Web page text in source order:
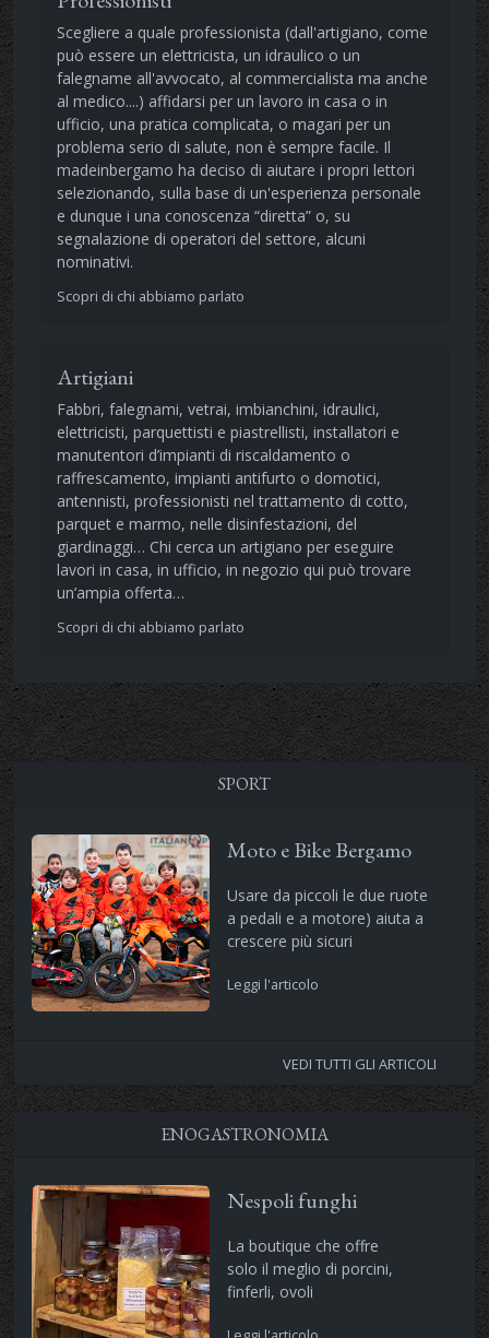
Scegliere a quale professionista (dall'artigiano, come
può essere un elettricista, un idraulico o un
falegname all'avvocato, al commercialista ma anche
al medico....) affidarsi per un lavoro in casa o in
ufficio, una pratica complicata, o magari per un
problema serio di salute, non è sempre facile. Il
madeinbergamo ha deciso di aiutare i propri lettori
selezionando, sulla base di un'esperienza personale
e dunque i una conoscenza “diretta” o, su
segnalazione di operatori del settore, alcuni
nominativi.
Scopri di chi abbiamo parlato
Artigiani
Fabbri, falegnami, vetrai, imbianchini, idraulici,
elettricisti, parquettisti e piastrellisti, installatori e
manutentori d’impianti di riscaldamento o
raffrescamento, impianti antifurto o domotici,
antennisti, professionisti nel trattamento di cotto,
parquet e marmo, nelle disinfestazioni, del
giardinaggi… Chi cerca un artigiano per eseguire
lavori in casa, in ufficio, in negozio qui può trovare
un’ampia offerta…
Scopri di chi abbiamo parlato
SPORT
Moto e Bike Bergamo
Usare da piccoli le due ruote
a pedali e a motore) aiuta a
crescere più sicuri
Leggi l'articolo
VEDI TUTTI GLI ARTICOLI
ENOGASTRONOMIA
Nespoli funghi
La boutique che offre
solo il meglio di porcini,
finferli, ovoli